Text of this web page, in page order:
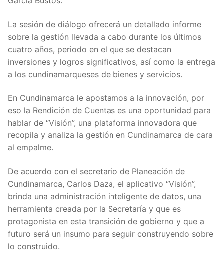
La sesión de diálogo ofrecerá un detallado informe
sobre la gestión llevada a cabo durante los últimos
cuatro años, periodo en el que se destacan
inversiones y logros significativos, así como la entrega
a los cundinamarqueses de bienes y servicios.
En Cundinamarca le apostamos a la innovación, por
eso la Rendición de Cuentas es una oportunidad para
hablar de “Visión”, una plataforma innovadora que
recopila y analiza la gestión en Cundinamarca de cara
al empalme.
De acuerdo con el secretario de Planeación de
Cundinamarca, Carlos Daza, el aplicativo “Visión”,
brinda una administración inteligente de datos, una
herramienta creada por la Secretaría y que es
protagonista en esta transición de gobierno y que a
futuro será un insumo para seguir construyendo sobre
lo construido.